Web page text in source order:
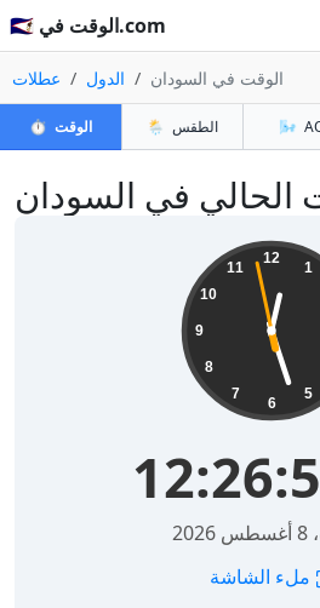
🇸🇦 الوقت في.com
عطلات الدول الوقت في السودان
⏱️ الوقت 🌦️ الطقس 🌬️
12
1
5
6
7
8
9
10
11